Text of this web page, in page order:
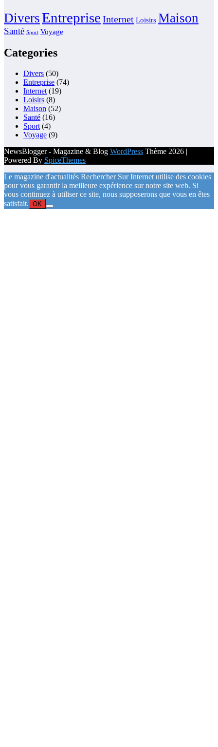
DiversEntreprise Internet Loisirs Maison
Santé Sport Voyage
Categories
Divers (50)
Entreprise (74)
Internet (19)
Loisirs (8)
Maison (52)
Santé (16)
Sport (4)
Voyage (9)
NewsBlogger - Magazine & Blog WordPress Thème 2026 |
Powered By SpiceThemes
Le magazine d'actualités Rechercher Sur Internet utilise des cookies
pour vous garantir la meilleure expérience sur notre site web. Si
vous continuez à utiliser ce site, nous supposerons que vous en êtes
satisfait. OK